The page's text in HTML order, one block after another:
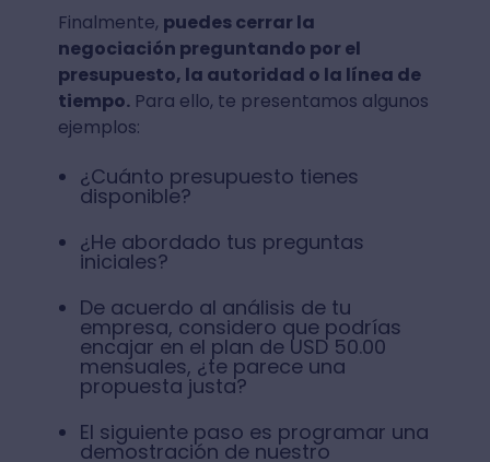
Finalmente, puedes cerrar la
negociación preguntando por el
presupuesto, la autoridad o la línea de
tiempo.Para ello, te presentamos algunos
ejemplos:
¿Cuánto presupuesto tienes
disponible?
¿He abordado tus preguntas
iniciales?
De acuerdo al análisis de tu
empresa, considero que podrías
encajar en el plan de USD 50.00
mensuales, ¿te parece una
propuesta justa?
El siguiente paso es programar una
demostración de nuestro